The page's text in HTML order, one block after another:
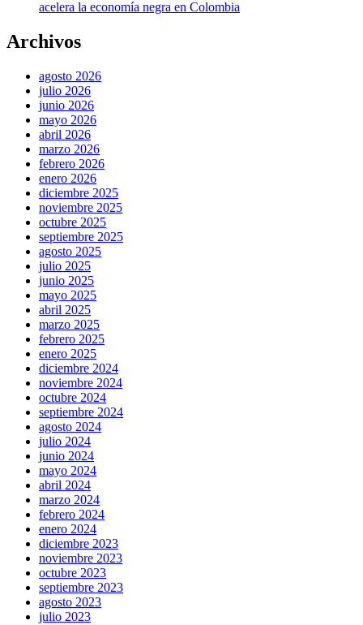
acelera la economía negra en Colombia
Archivos
agosto 2026
julio 2026
junio 2026
mayo 2026
abril 2026
marzo 2026
febrero 2026
enero 2026
diciembre 2025
noviembre 2025
octubre 2025
septiembre 2025
agosto 2025
julio 2025
junio 2025
mayo 2025
abril 2025
marzo 2025
febrero 2025
enero 2025
diciembre 2024
noviembre 2024
octubre 2024
septiembre 2024
agosto 2024
julio 2024
junio 2024
mayo 2024
abril 2024
marzo 2024
febrero 2024
enero 2024
diciembre 2023
noviembre 2023
octubre 2023
septiembre 2023
agosto 2023
julio 2023